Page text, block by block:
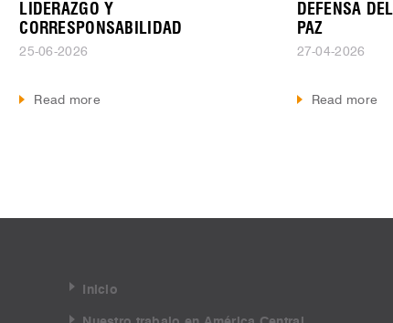
LIDERAZGO Y
CORRESPONSABILIDAD
25-06-2026
Read more
DEFENSA
PAZ
27-04-2026
Read more
Inicio